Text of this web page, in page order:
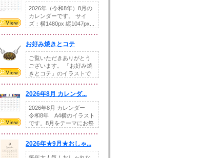
2026年（令和8年）8月の
カレンダーです。 サイ
ズ：横1480px 縦1047px...
お好み焼きとコテ
ご覧いただきありがとう
ございます。 「お好み焼
きとコテ」のイラストで
2026年8月 カレンダ...
2026年8月 カレンダー
令和8年 A4横のイラスト
です。8月をテーマにお祭
2026年★9月★おしゃ...